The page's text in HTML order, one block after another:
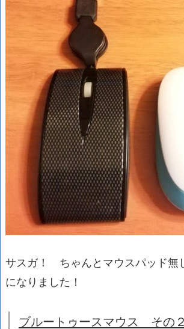
サスガ！ ちゃんとマウスパッド無
になりました！
ブルートゥースマウス その２